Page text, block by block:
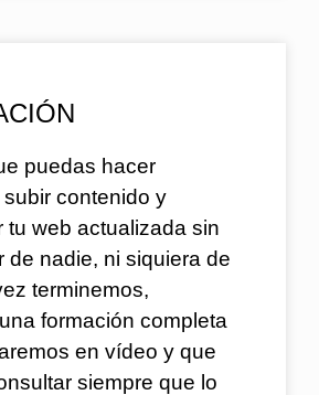
puedas hacer
contenido y
tu web actualizada sin
de nadie, ni siquiera de
terminemos,
formación completa
en vídeo y que
siempre que lo